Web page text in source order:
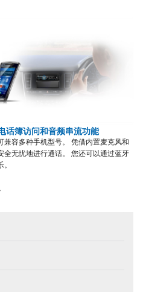
话簿访问和音频串流功能
兼容多种手机型号。 凭借内置麦克风和
全无忧地进行通话。 您还可以通过蓝牙